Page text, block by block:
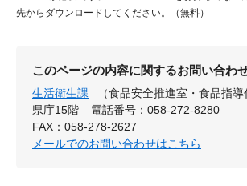
先からダウンロードしてください。（無料）
このページの内容に関するお問い合わ
生活衛生課
（食品安全推進室・食品指導
県庁15階
電話番号：058-272-8280
FAX：058-278-2627
メールでのお問い合わせはこちら